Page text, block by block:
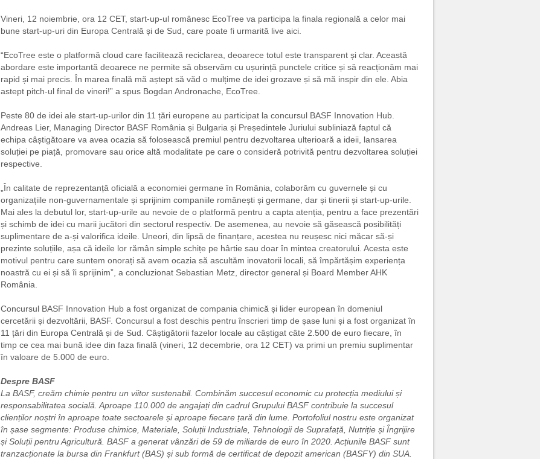
Vineri, 12 noiembrie, ora 12 CET, start-up-ul românesc EcoTree va participa la finala regională a celor mai
bune start-up-uri din Europa Centrală și de Sud, care poate fi urmarită live aici.
“EcoTree este o platformă cloud care facilitează reciclarea, deoarece totul este transparent și clar. Această
abordare este importantă deoarece ne permite să observăm cu ușurință punctele critice și să reacționăm mai
rapid și mai precis. În marea finală mă aștept să văd o mulțime de idei grozave și să mă inspir din ele. Abia
astept pitch-ul final de vineri!” a spus Bogdan Andronache, EcoTree.
Peste 80 de idei ale start-up-urilor din 11 țări europene au participat la concursul BASF Innovation Hub.
Andreas Lier, Managing Director BASF România și Bulgaria și Președintele Juriului subliniază faptul că
echipa câștigătoare va avea ocazia să folosească premiul pentru dezvoltarea ulterioară a ideii, lansarea
soluției pe piață, promovare sau orice altă modalitate pe care o consideră potrivită pentru dezvoltarea soluției
respective.
„În calitate de reprezentanță oficială a economiei germane în România, colaborăm cu guvernele și cu
organizațiile non-guvernamentale și sprijinim companiile românești și germane, dar și tinerii și start-up-urile.
Mai ales la debutul lor, start-up-urile au nevoie de o platformă pentru a capta atenția, pentru a face prezentări
și schimb de idei cu marii jucători din sectorul respectiv. De asemenea, au nevoie să găsească posibilități
suplimentare de a-și valorifica ideile. Uneori, din lipsă de finanțare, acestea nu reușesc nici măcar să-și
prezinte soluțiile, așa că ideile lor rămân simple schițe pe hârtie sau doar în mintea creatorului. Acesta este
motivul pentru care suntem onorați să avem ocazia să ascultăm inovatorii locali, să împărtășim experiența
noastră cu ei și să îi sprijinim”, a concluzionat Sebastian Metz, director general și Board Member AHK
România.
Concursul BASF Innovation Hub a fost organizat de compania chimică și lider european în domeniul
cercetării și dezvoltării, BASF. Concursul a fost deschis pentru înscrieri timp de șase luni și a fost organizat în
11 țări din Europa Centrală și de Sud. Câștigătorii fazelor locale au câștigat câte 2.500 de euro fiecare, în
timp ce cea mai bună idee din faza finală (vineri, 12 decembrie, ora 12 CET) va primi un premiu suplimentar
în valoare de 5.000 de euro.
Despre BASF
La BASF, creăm chimie pentru un viitor sustenabil. Combinăm succesul economic cu protecția mediului și
responsabilitatea socială. Aproape 110.000 de angajați din cadrul Grupului BASF contribuie la succesul
clienților noștri în aproape toate sectoarele și aproape fiecare țară din lume. Portofoliul nostru este organizat
în șase segmente: Produse chimice, Materiale, Soluții Industriale, Tehnologii de Suprafață, Nutriție și Îngrijire
și Soluții pentru Agricultură. BASF a generat vânzări de 59 de miliarde de euro în 2020. Acțiunile BASF sunt
tranzacționate la bursa din Frankfurt (BAS) și sub formă de certificat de depozit american (BASFY) din SUA.